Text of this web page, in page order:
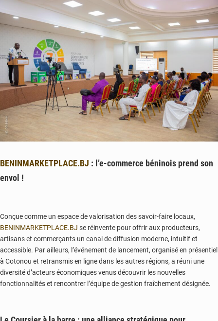
BENINMARKETPLACE.BJ : l’e-commerce béninois prend son
envol !
Conçue comme un espace de valorisation des savoir-faire locaux,
BENINMARKETPLACE.BJ se réinvente pour offrir aux producteurs,
artisans et commerçants un canal de diffusion moderne, intuitif et
accessible. Par ailleurs, l’événement de lancement, organisé en présentiel
à Cotonou et retransmis en ligne dans les autres régions, a réuni une
diversité d’acteurs économiques venus découvrir les nouvelles
fonctionnalités et rencontrer l’équipe de gestion fraîchement désignée.